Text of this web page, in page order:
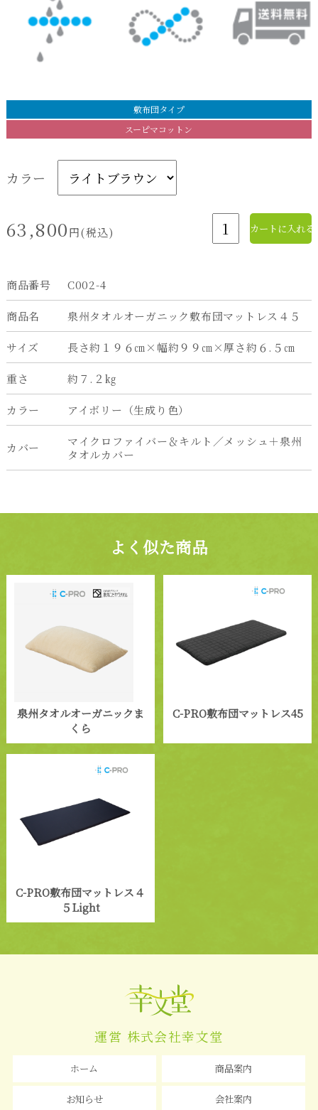
敷布団タイプ
スーピマコットン
カラー
63,800円(税込)
商品番号 C002-4
商品名 泉州タオルオーガニック敷布団マットレス４５
サイズ 長さ約１９６㎝×幅約９９㎝×厚さ約６.５㎝
重さ 約７.２㎏
カラー アイボリー（生成り色）
カバー
マイクロファイバー＆キルト／メッシュ＋泉州
タオルカバー
よく似た商品
泉州タオルオーガニックま
くら
C-PRO敷布団マットレス45
C-PRO敷布団マットレス４
５Light
運営 株式会社幸文堂
ホーム 商品案内
お知らせ 会社案内